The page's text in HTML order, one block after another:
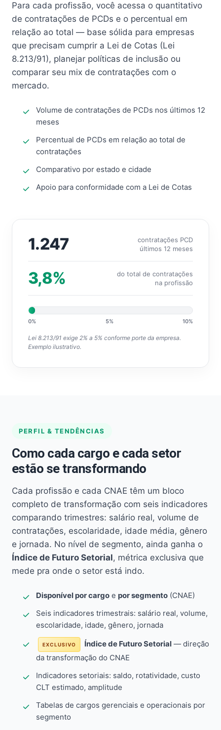
Para cada profissão, você acessa o quantitativo
de contratações de PCDs e o percentual em
relação ao total — base sólida para empresas
que precisam cumprir a Lei de Cotas (Lei
8.213/91), planejar políticas de inclusão ou
comparar seu mix de contratações com o
mercado.
Volume de contratações de PCDs nos últimos 12
meses
Percentual de PCDs em relação ao total de
contratações
Comparativo por estado e cidade
Apoio para conformidade com a Lei de Cotas
1.247
contratações PCD
últimos 12 meses
3,8%
do total de contratações
na profissão
0% 5% 10%
Lei 8.213/91 exige 2% a 5% conforme porte da empresa.
Exemplo ilustrativo.
PERFIL & TENDÊNCIAS
Como cada cargo e cada setor
estão se transformando
Cada profissão e cada CNAE têm um bloco
completo de transformação com seis indicadores
comparando trimestres: salário real, volume de
contratações, escolaridade, idade média, gênero
e jornada. No nível de segmento, ainda ganha o
Índice de Futuro Setorial, métrica exclusiva que
mede pra onde o setor está indo.
Disponível por cargo e por segmento (CNAE)
Seis indicadores trimestrais: salário real, volume,
escolaridade, idade, gênero, jornada
EXCLUSIVO Índice de Futuro Setorial — direção
da transformação do CNAE
Indicadores setoriais: saldo, rotatividade, custo
CLT estimado, amplitude
Tabelas de cargos gerenciais e operacionais por
segmento